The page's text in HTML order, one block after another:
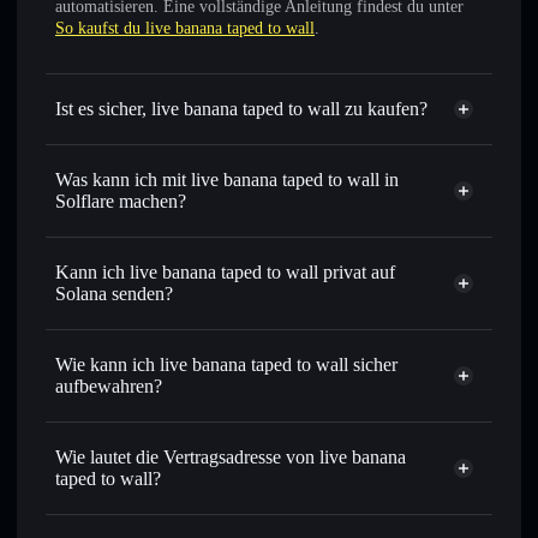
automatisieren. Eine vollständige Anleitung findest du unter
So kaufst du live banana taped to wall.
Ist es sicher, live banana taped to wall zu kaufen?
live banana taped to wall
Was kann ich mit live banana taped to wall in
Solflare machen?
live banana taped to wall Solflare-Wallet
Sofort tauschen
intelligentem Order Routing zum bestmöglichen Kurs
Limit-Orders setzen– automatisiere Trades zu deinem
Zielkurs für BANANATAPE
Durchschnittskosteneffekt nutzen– Schritt für Schritt
Privat senden
– übertrage BANANATAPE, ohne Wallets
integrierten Privacy Aggregators
Kann ich live banana taped to wall privat auf
Solana senden?
Privacy
Wie kann ich live banana taped to wall sicher
aufbewahren?
live banana taped to wall
Wie lautet die Vertragsadresse von live banana
taped to wall?
live banana taped